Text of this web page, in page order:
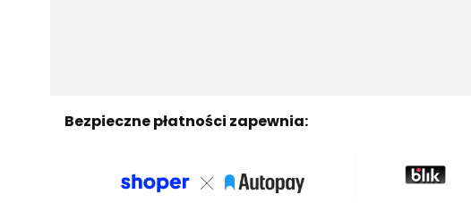
Bezpieczne płatności zapewnia: